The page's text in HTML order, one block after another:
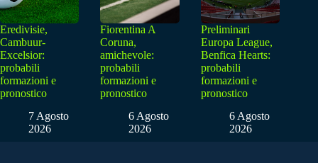
Eredivisie,
Cambuur-
Excelsior:
probabili
formazioni e
pronostico
7 Agosto
2026
Fiorentina A
Coruna,
amichevole:
probabili
formazioni e
pronostico
6 Agosto
2026
Preliminari
Europa League,
Benfica Hearts:
probabili
formazioni e
pronostico
6 Agosto
2026